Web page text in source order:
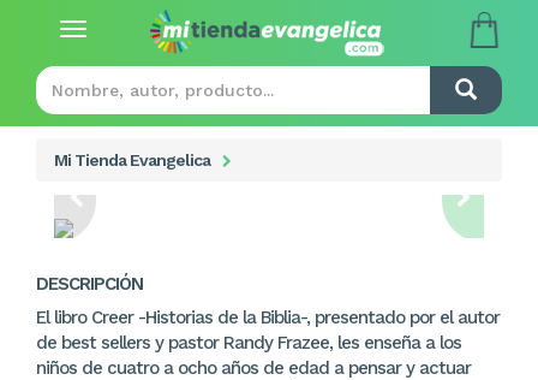
Toggle
Mi Tienda Evangelica
DESCRIPCIÓN
El libro Creer -Historias de la Biblia-, presentado por el autor
de best sellers y pastor Randy Frazee, les enseña a los
niños de cuatro a ocho años de edad a pensar y actuar